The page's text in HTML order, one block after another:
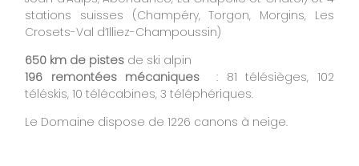
stations suisses (Champéry, Torgon, Morgins, Les
Crosets-Val d’Illiez-Champoussin)
650 km de pistes de ski alpin
196 remontées mécaniques : 81 télésièges, 102
téléskis, 10 télécabines, 3 téléphériques.
Le Domaine dispose de 1226 canons à neige.